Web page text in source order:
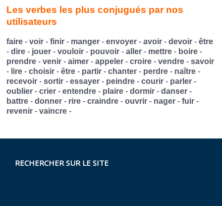
Les verbes les plus conjugués par nos
utilisateurs
faire -voir -finir - manger -envoyer -avoir -devoir -être
-dire - jouer -vouloir - pouvoir -aller - mettre - boire -
prendre -venir -aimer -appeler -croire -vendre -savoir
- lire -choisir -être - partir -chanter - perdre - naître -
recevoir -sortir -essayer - peindre -courir - parler -
oublier -crier -entendre - plaire -dormir -danser -
battre -donner - rire -craindre -ouvrir - nager -fuir -
revenir -vaincre -
RECHERCHER SUR LE SITE